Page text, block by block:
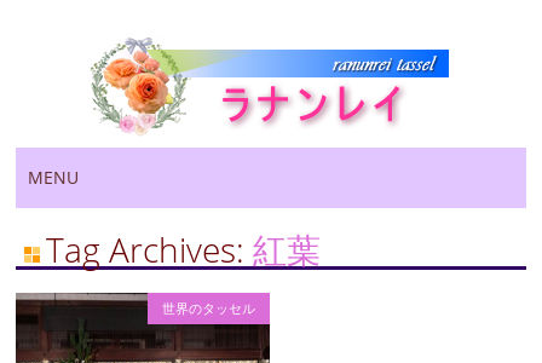
Main menu
to
MENU
Tag Archives:紅葉
世界のタッセル